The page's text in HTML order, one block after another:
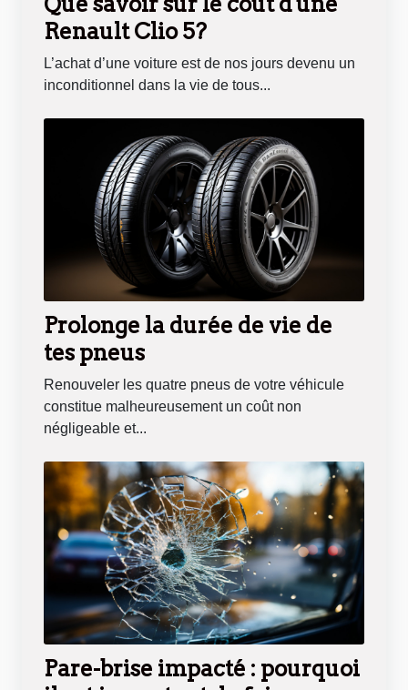
Renault Clio 5?
L’achat d’une voiture est de nos jours devenu un
inconditionnel dans la vie de tous...
Prolonge la durée de vie de
tes pneus
Renouveler les quatre pneus de votre véhicule
constitue malheureusement un coût non
négligeable et...
Pare-brise impacté : pourquoi